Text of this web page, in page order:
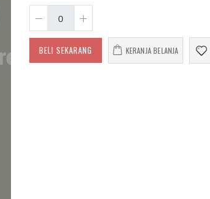
BELI SEKARANG KERANJA BELANJA
Cinta Ilahi
Menemukan Tuhan
dalam Luka, Cinta,
dan Kehidupan
Sehari-hari
Rp.